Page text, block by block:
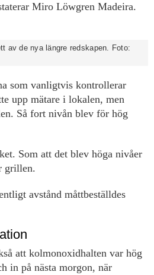
Miro Löwgren Madeira.
av de nya längre redskapen. Foto:
som vanligtvis kontrollerar
upp mätare i lokalen, men
Så fort nivån blev för hög
Som att det blev höga nivåer
grillen.
avstånd måttbeställdes
att kolmonoxidhalten var hög
in på nästa morgon, när